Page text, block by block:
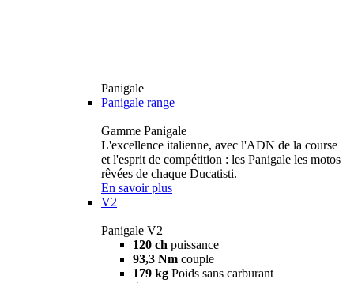
Panigale
Panigale range
Gamme Panigale
L'excellence italienne, avec l'ADN de la course
et l'esprit de compétition : les Panigale les motos
rêvées de chaque Ducatisti.
En savoir plus
V2
Panigale V2
120 ch puissance
93,3 Nm couple
179 kg Poids sans carburant